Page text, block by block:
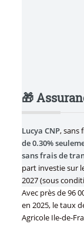
🎁
Lucya CNP, sans
de 0.30%
sans frais de
part investie sur
2027 (sous
Avec près de 96
en 2025, le taux
Agricole Ile-de-